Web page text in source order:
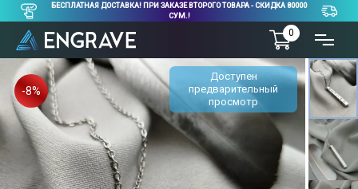
БЕСПЛАТНАЯ ДОСТАВКА! ПРИ ЗАКАЗЕ ВТОРОГО ТОВАРА - СКИДКА 80000
СУМ.!
0
Доступен
предварительный
просмотр
-8%